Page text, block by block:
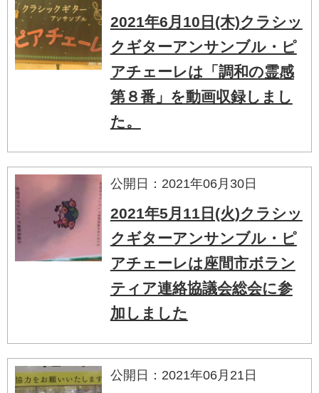
2021年6月10日(木)クラシッ
クギターアンサンブル・ピ
アチェーレは「調和の霊感
第８番」を動画収録しまし
た。
公開日：2021年06月30日
2021年5月11日(火)クラシッ
クギターアンサンブル・ピ
アチェーレは座間市ボラン
ティア連絡協議会総会に参
加しました
公開日：2021年06月21日